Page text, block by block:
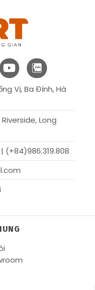
Vị, Ba Đình, Hà
Long
(+84)986.319.808